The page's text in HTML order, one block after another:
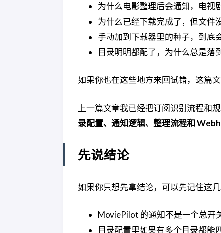
为什么电影整理后会通知，电视
为什么已经下载完成了，但文件
手动加到下载器里的种子，到底
目录明明都配了，为什么总是落
如果你也在这些地方来回试错，这篇
上一篇文章我已经把订阅识别流程和
录配置、通知逻辑、整理流程和
先说结论
如果你只想先拿结论，可以先记住这
MoviePilot 的通知不是一个总开
目录配置里如果有多个目录都能